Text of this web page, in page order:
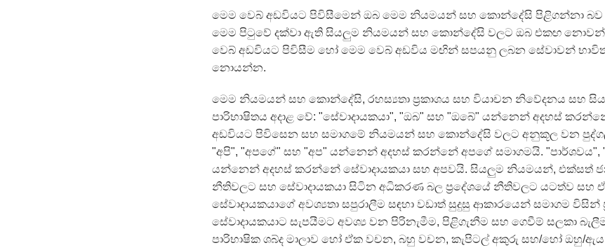
මෙම වෙබ් අඩවියට පිවිසීමෙන් ඔබ මෙම නියමයන් සහ කොන්දේසි පිළිගන්නා
මෙම පිටුවේ දක්වා ඇති සියලුම නියමයන් සහ කොන්දේසි වලට ඔබ එකඟ
වෙබ් අඩවියට පිවිසීම හෝ මෙම වෙබ් අඩවිය මඟින් සපයනු ලබන සේවාවන්
නොයන්න.
මෙම නියමයන් සහ කොන්දේසි, රහස්‍යතා ප්‍රකාශය සහ වියාචන නිවේදනය සහ
පාරිභාෂිතය අදාළ වේ: "සේවාදායකයා", "ඔබ" සහ "ඔබේ" යන්නෙන් අදහස්
අඩවියට පිවිසෙන සහ සමාගමේ නියමයන් සහ කොන්දේසි වලට අනුකූල වන
"අපි", "අපගේ" සහ "අප" යන්නෙන් අදහස් කරන්නේ අපගේ සමාගමයි. "පාර්ශවය",
යන්නෙන් අදහස් කරන්නේ සේවාදායකයා සහ අපවයි. සියලුම නියමයන්, එක්සත්
නීතිවලට සහ සේවාදායකයා සිටින අධිකරණ බල ප්‍රදේශයේ නීතිවලට යටත්ව සහ
සේවාදායකයාගේ අවශ්‍යතා සපුරාලීම සඳහා වඩාත් සුදුසු ආකාරයෙන් සමාගම විසින්
සේවාදායකයාට සැපයීමට අවශ්‍ය වන පිරිනැමීම, පිළිගැනීම සහ ගෙවීම් සලකා
පාරිභාෂික ශබ්ද මාලාව හෝ ඒක වචන, බහු වචන, කැපිටල් අකුරු සහ/හෝ ඔහු/